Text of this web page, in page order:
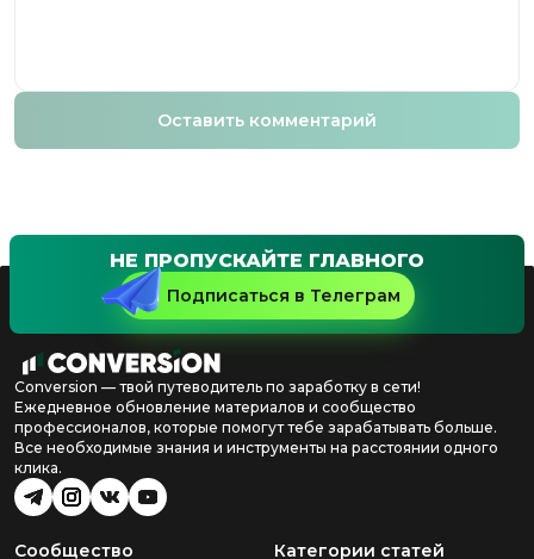
Оставить комментарий
НЕ ПРОПУСКАЙТЕ ГЛАВНОГО
Подписаться в Телеграм
Conversion — твой путеводитель по заработку в сети!
Ежедневное обновление материалов и сообщество
профессионалов, которые помогут тебе зарабатывать больше.
Все необходимые знания и инструменты на расстоянии одного
клика.
Сообщество Категории статей